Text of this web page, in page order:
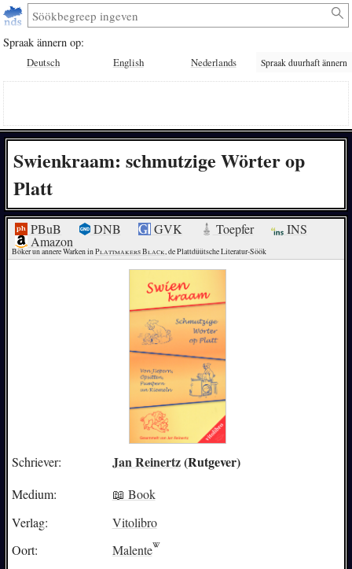
Spraak ännern op:
Deutsch English Nederlands Spraak duurhaft ännern
Swienkraam: schmutzige Wörter op
Platt
PBuB DNB GVK Toepfer INS
Amazon
Böker un annere Warken in Plattmakers Black, de Plattdüütsche Literatur-Söök
Schriever: Jan Reinertz(Rutgever)
Medium:
📖 Book
Verlag:
Vitolibro
Oort:
Malente